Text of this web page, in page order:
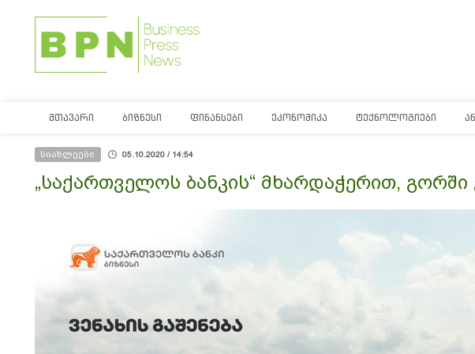
ᲛᲗᲐᲕᲐᲠᲘ ᲑᲘᲖᲜᲔᲡᲘ ᲤᲘᲜᲐᲜᲡᲔᲑᲘ ᲔᲙᲝᲜᲝᲛᲘᲙᲐ ᲢᲔᲥᲜᲝᲚᲝᲒᲘᲔᲑᲘ
სიახლეები 05.10.2020 / 14:54
„საქართველოს ბანკის“ მხარდაჭერით, გორში